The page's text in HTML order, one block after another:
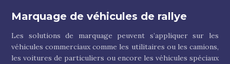
Marquage de véhicules de rallye
Les solutions de marquage peuvent s’appliquer sur les
véhicules commerciaux comme les utilitaires ou les camions,
les voitures de particuliers ou encore les véhicules spéciaux